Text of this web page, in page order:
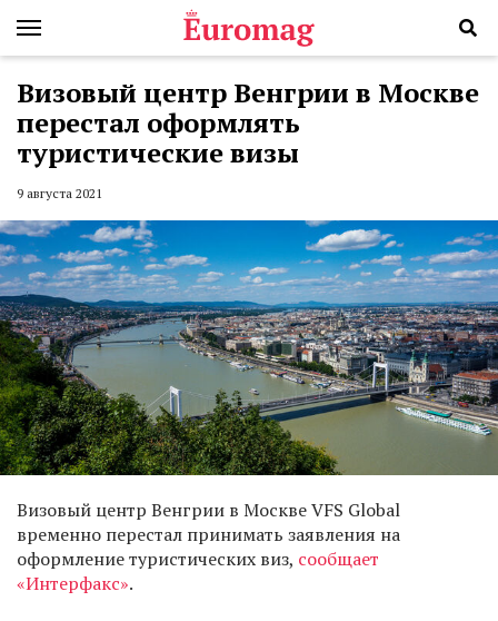
Визовый центр Венгрии в Москве
перестал оформлять
туристические визы
9 августа 2021
Визовый центр Венгрии в Москве VFS Global
временно перестал принимать заявления на
оформление туристических виз, сообщает
«Интерфакс».